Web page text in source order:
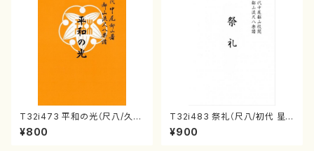
T32i473 平和の光（尺八/久本
玄智/楽譜）都山流公刊楽譜曲
番:2181
¥800
T32i483 祭礼（尺八/初代 星
田一山/楽譜）都山流公刊楽譜曲
番:2191
¥900